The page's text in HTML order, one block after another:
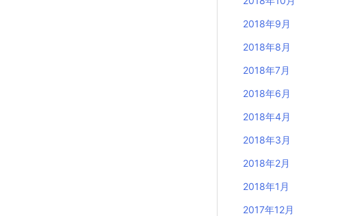
2018年9月
2018年8月
2018年7月
2018年6月
2018年4月
2018年3月
2018年2月
2018年1月
2017年12月